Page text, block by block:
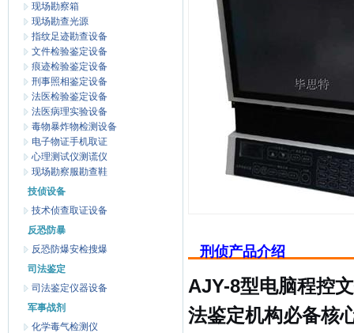
现场勘察箱
现场勘查光源
指纹足迹勘查设备
文件检验鉴定设备
痕迹检验鉴定设备
刑事照相鉴定设备
法医检验鉴定设备
法医病理实验设备
毒物暴炸物检测设备
电子物证手机取证
心理测试仪测谎仪
现场勘察服勘查鞋
技侦设备
技术侦查取证设备
反恐防暴
反恐防爆安检搜爆
司法鉴定
司法鉴定仪器设备
军事战剂
化学毒气检测仪
刑侦产品介绍
AJY-8型电脑程控
法鉴定机构必备核